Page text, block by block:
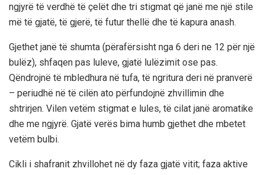
ngjyrë të verdhë të çelët dhe tri stigmat që janë me një stile
më të gjatë, të gjerë, të futur thellë dhe të kapura anash.
Gjethet janë të shumta (përafërsisht nga 6 deri ne 12 për një
bulëz), shfaqen pas luleve, gjatë lulëzimit ose pas.
Qëndrojnë të mbledhura në tufa, të ngritura deri në pranverë
– periudhë në të cilën ato përfundojnë zhvillimin dhe
shtrirjen. Vilen vetëm stigmat e lules, të cilat janë aromatike
dhe me ngjyrë. Gjatë verës bima humb gjethet dhe mbetet
vetëm bulbi.
Cikli i shafranit zhvillohet në dy faza gjatë vitit; faza aktive